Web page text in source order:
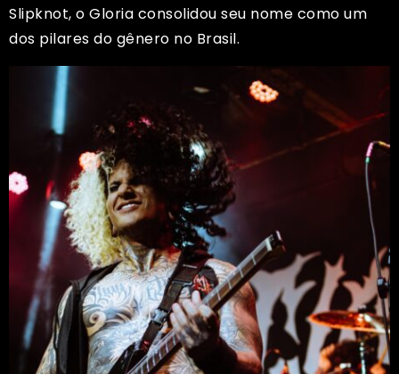
Slipknot, o Gloria consolidou seu nome como um
dos pilares do gênero no Brasil.